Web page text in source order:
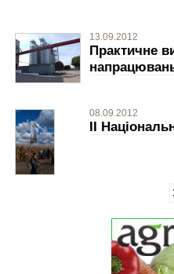
13.09.2012
Практичне
08.09.2012
II